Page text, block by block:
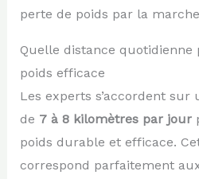
perte de poids par la
Quelle distance quotidienne
poids efficace
Les experts s’accordent
de 7 à 8 kilomètres par jour
poids durable et efficace.
correspond parfaitement